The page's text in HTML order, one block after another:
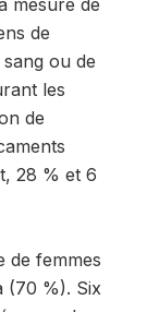
de
ou de
les
de
28 % et 6
de femmes
(70 %). Six